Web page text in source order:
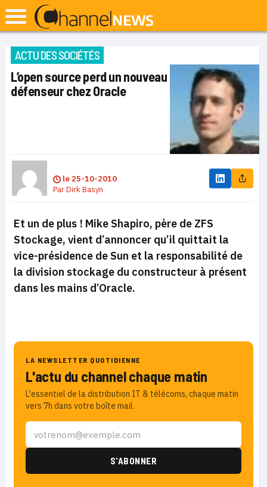
ACTU DES SOCIÉTÉS
L’open source perd un nouveau
défenseur chez Oracle
le 25-10-2010
ParDirk Basyn
Et un de plus ! Mike Shapiro, père de ZFS
Stockage, vient d’annoncer qu’il quittait la
vice-présidence de Sun et la responsabilité de
la division stockage du constructeur à présent
dans les mains d’Oracle.
LA NEWSLETTER QUOTIDIENNE
L'actu du channel chaque matin
L'essentiel de la distribution IT & télécoms, chaque matin
vers 7h dans votre boîte mail.